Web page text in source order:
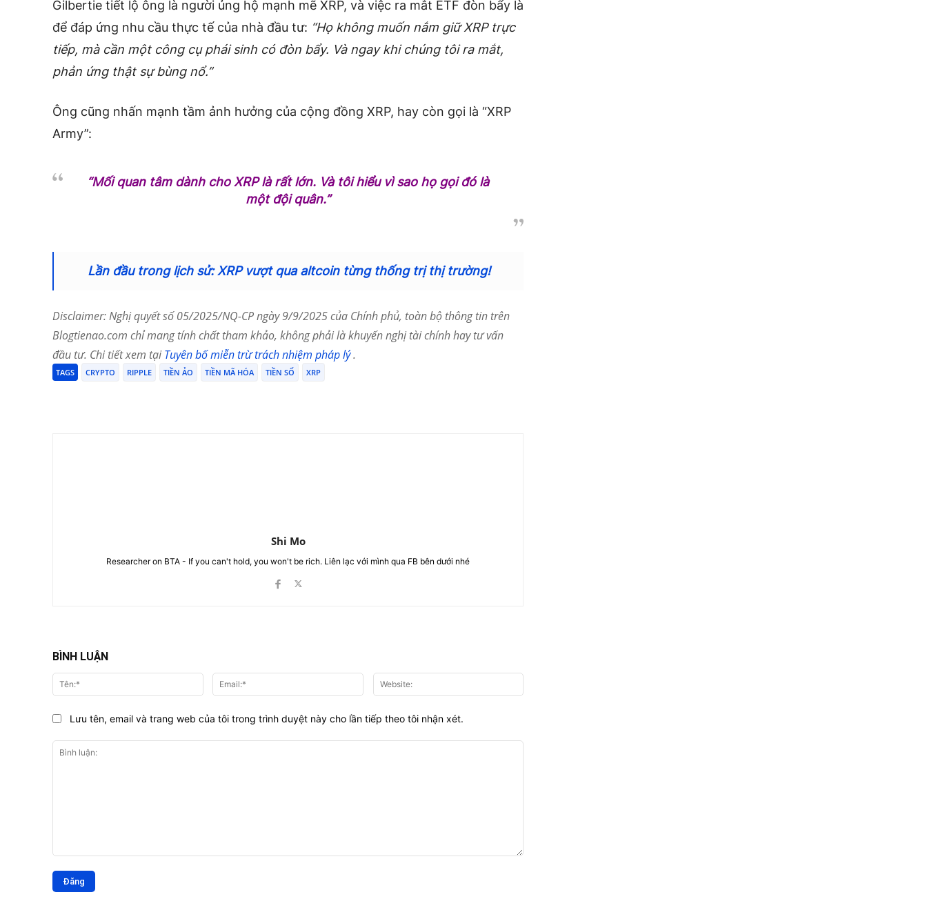
Gilbertie tiết lộ ông là người ủng hộ mạnh mẽ XRP, và việc ra mắt ETF đòn bẩy là
để đáp ứng nhu cầu thực tế của nhà đầu tư: “Họ không muốn nắm giữ XRP trực
tiếp, mà cần một công cụ phái sinh có đòn bẩy. Và ngay khi chúng tôi ra mắt,
phản ứng thật sự bùng nổ.”
Ông cũng nhấn mạnh tầm ảnh hưởng của cộng đồng XRP, hay còn gọi là “XRP
Army”:
“Mối quan tâm dành cho XRP là rất lớn. Và tôi hiểu vì sao họ gọi đó là
một đội quân.”
Lần đầu trong lịch sử: XRP vượt qua altcoin từng thống trị thị trường!
Disclaimer: Nghị quyết số 05/2025/NQ-CP ngày 9/9/2025 của Chính phủ, toàn bộ thông tin trên
Blogtienao.com chỉ mang tính chất tham khảo, không phải là khuyến nghị tài chính hay tư vấn
đầu tư. Chi tiết xem tạiTuyên bố miễn trừ trách nhiệm pháp lý.
TAGS CRYPTO RIPPLE TIỀN ẢO TIỀN MÃ HÓA TIỀN SỐ XRP
Shi Mo
Researcher on BTA - If you can't hold, you won't be rich. Liên lạc với mình qua FB bên dưới nhé
BÌNH LUẬN
luận:
Tên:* Email:*
Lưu tên, email và trang web của tôi trong trình duyệt này cho lần tiếp theo tôi nhận xét.